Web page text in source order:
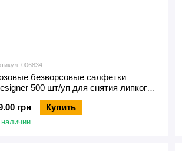
006834
безворсовые салфетки
500 шт/уп для снятия липкого
с ногтей
грн
Купить